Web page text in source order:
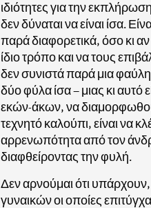
ιδιότητες για την
δεν δύναται να είναι ίσα.
παρά διαφορετικά, όσο κι
ίδιο τρόπο και να τους
δεν συνιστά παρά μια
δύο φύλα ίσα – μιας κι αυτό
εκών-άκων, να
τεχνητό καλούπι, είναι να
αρρενωπότητα από τον
διαφθείροντας την φυλή.
Δεν αρνούμαι ότι
γυναικών οι οποίες